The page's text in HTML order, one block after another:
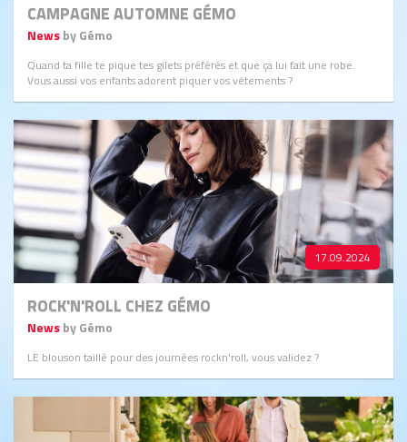
CAMPAGNE AUTOMNE GÉMO
Newsby Gémo
Quand ta fille te pique tes gilets préférés et que ça lui fait une robe.
Vous aussi vos enfants adorent piquer vos vêtements ?
17.09.2024
ROCK'N'ROLL CHEZ GÉMO
Newsby Gémo
LE blouson taillé pour des journées rockn'roll, vous validez ?